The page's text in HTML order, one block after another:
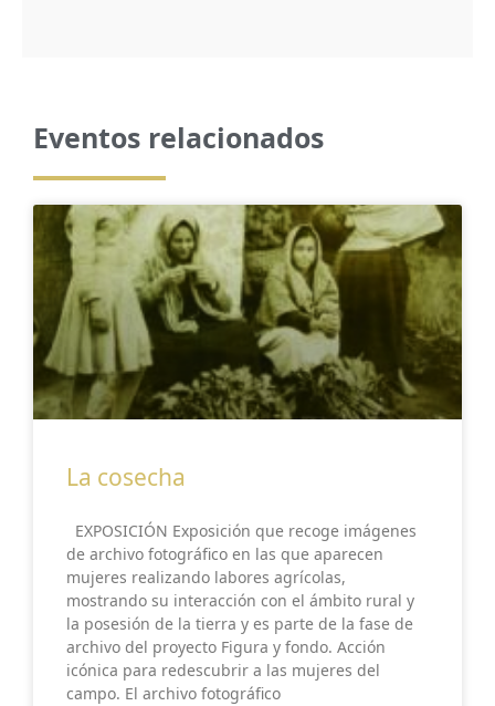
Eventos relacionados
La cosecha
EXPOSICIÓN Exposición que recoge imágenes
de archivo fotográfico en las que aparecen
mujeres realizando labores agrícolas,
mostrando su interacción con el ámbito rural y
la posesión de la tierra y es parte de la fase de
archivo del proyecto Figura y fondo. Acción
icónica para redescubrir a las mujeres del
campo. El archivo fotográfico